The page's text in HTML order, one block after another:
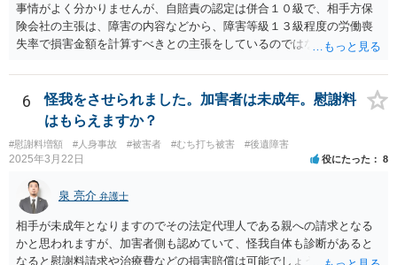
事情がよく分かりませんが、自賠責の認定は併合１０級で、相手方保
険会社の主張は、障害の内容などから、障害等級１３級程度の労働喪
失率で損害金額を計算すべきとの主張をしているのではないでしょう
ので、弁護士を交代しても状況は変わらないでしょう。今の弁護士と
十分に打ち合わせをすることが重要だと思います。
6
怪我をさせられました。加害者は未成年。慰謝料
はもらえますか？
#慰謝料増額 #人身事故 #被害者 #むち打ち被害 #後遺障害
2025年3月22日 役にたった 8
泉 亮介 弁護士
相手が未成年となりますのでその法定代理人である親への請求となる
かと思われますが、加害者側も認めていて、怪我自体も診断があると
なると慰謝料請求や治療費などの損害賠償は可能でしょう。 整骨院へ